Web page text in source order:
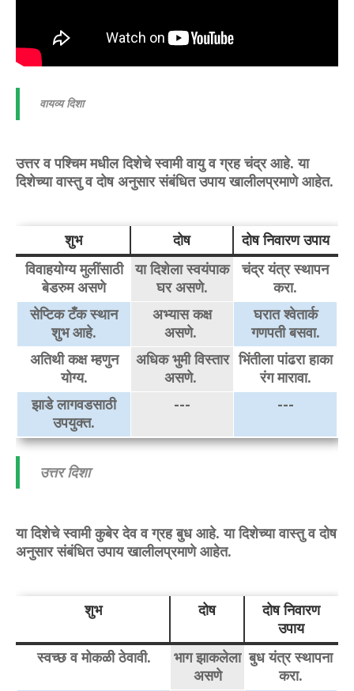
वायव्य दिशा
उत्तर व पश्चिम मधील दिशेचे स्वामी वायु व ग्रह चंद्र आहे. या
दिशेच्या वास्तु व दोष अनुसार संबंधित उपाय खालीलप्रमाणे आहेत.
शुभ दोष
दोष निवारण उपाय
विवाहयोग्य मुलींसाठी
बेडरुम असणे
या दिशेला स्वयंपाक
घर असणे.
चंद्र यंत्र स्थापन
करा.
सेप्टिक टँक स्थान
शुभ आहे.
अभ्यास कक्ष
असणे.
घरात श्वेतार्क
गणपती बसवा.
अतिथी कक्ष म्हणुन
योग्य.
अधिक भुमी विस्तार
असणे.
भिंतीला पांढरा हाका
रंग मारावा.
झाडे लागवडसाठी
उपयुक्त.
--- ---
उत्तर दिशा
या दिशेचे स्वामी कुबेर देव व ग्रह बुध आहे. या दिशेच्या वास्तु व दोष
अनुसार संबंधित उपाय खालीलप्रमाणे आहेत.
शुभ दोष
दोष निवारण
उपाय
स्वच्छ व मोकळी ठेवावी.
भाग झाकलेला
असणे
बुध यंत्र स्थापना
करा.